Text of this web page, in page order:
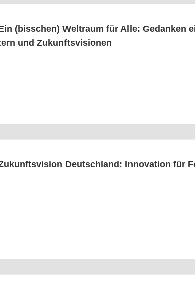
(biss­chen) Welt­raum für Alle: Gedan­ken
und Zukunftsvisionen
Deutsch­land: Inno­va­ti­on für